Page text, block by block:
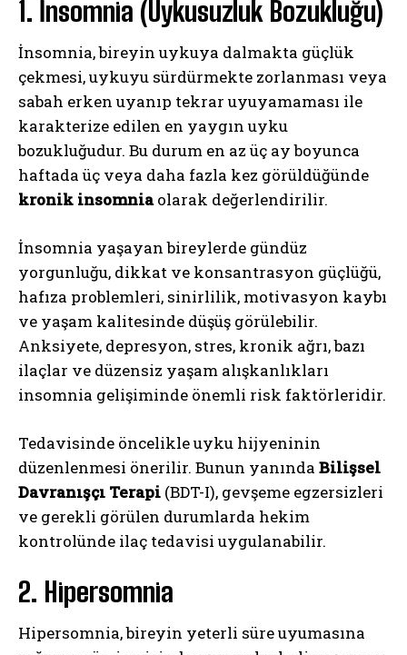
1. İnsomnia (Uykusuzluk Bozukluğu)
İnsomnia, bireyin uykuya dalmakta güçlük
çekmesi, uykuyu sürdürmekte zorlanması veya
sabah erken uyanıp tekrar uyuyamaması ile
karakterize edilen en yaygın uyku
bozukluğudur. Bu durum en az üç ay boyunca
haftada üç veya daha fazla kez görüldüğünde
kronik insomniaolarak değerlendirilir.
İnsomnia yaşayan bireylerde gündüz
yorgunluğu, dikkat ve konsantrasyon güçlüğü,
hafıza problemleri, sinirlilik, motivasyon kaybı
ve yaşam kalitesinde düşüş görülebilir.
Anksiyete, depresyon, stres, kronik ağrı, bazı
ilaçlar ve düzensiz yaşam alışkanlıkları
insomnia gelişiminde önemli risk faktörleridir.
Tedavisinde öncelikle uyku hijyeninin
düzenlenmesi önerilir. Bunun yanında Bilişsel
Davranışçı Terapi (BDT-I), gevşeme egzersizleri
ve gerekli görülen durumlarda hekim
kontrolünde ilaç tedavisi uygulanabilir.
2. Hipersomnia
Hipersomnia, bireyin yeterli süre uyumasına